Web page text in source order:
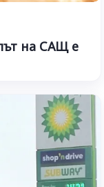
на САЩ е